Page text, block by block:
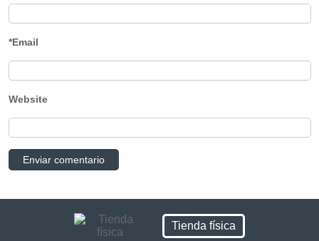
*Email
Website
Tienda física